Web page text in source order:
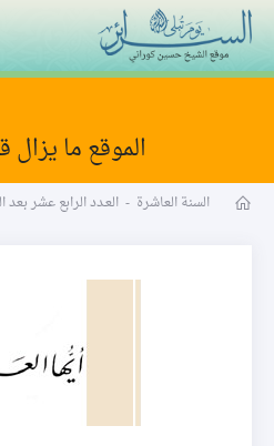
البث
الموقع ما يزال
السنة العاشرة - العـدد الرابع عشر